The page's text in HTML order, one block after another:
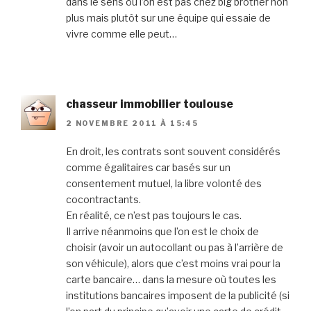
plus mais plutôt sur une équipe qui essaie de
vivre comme elle peut…
chasseur immobilier toulouse
2 NOVEMBRE 2011 À 15:45
En droit, les contrats sont souvent considérés
comme égalitaires car basés sur un
consentement mutuel, la libre volonté des
cocontractants.
En réalité, ce n’est pas toujours le cas.
Il arrive néanmoins que l’on est le choix de
choisir (avoir un autocollant ou pas à l’arrière de
son véhicule), alors que c’est moins vrai pour la
carte bancaire… dans la mesure où toutes les
institutions bancaires imposent de la publicité (si